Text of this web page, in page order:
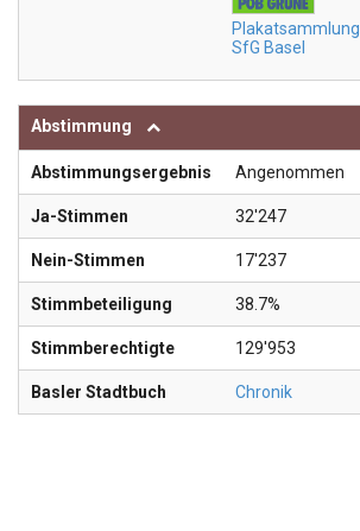
Plakatsammlung
SfG Basel
Abstimmung
Abstimmungsergebnis Angenommen
Ja-Stimmen 32'247
Nein-Stimmen 17'237
Stimmbeteiligung 38.7%
Stimmberechtigte 129'953
Basler Stadtbuch Chronik